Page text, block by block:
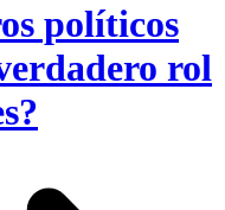
políticos
rol